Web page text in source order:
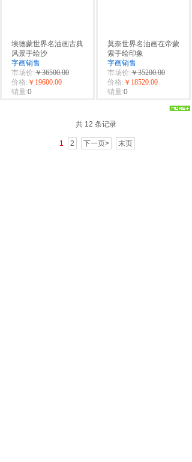
埃德蒙世界名油画古典
风景手绘沙
字画销售
市场价:￥36500.00
价格: ￥19600.00
销量:0
莫奈世界名油画在帝蒙
索手绘印象
字画销售
市场价:￥35200.00
价格: ￥18520.00
销量:0